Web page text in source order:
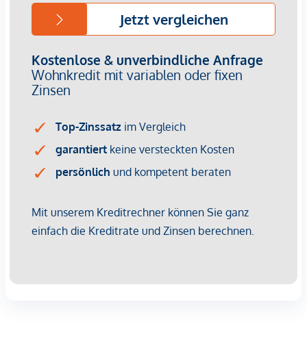
Provisionsfrei für Käufer(bis Baubeginn)
Bei diesem Angebot handelt es sich um eine
Vorsorgewohnung, die zu Vermietungszwecken erworben
20% USt. Diese Daten sind vorbehaltlich möglicher
Wir weisen darauf hin, dass zwischen dem Vermittler und
Der Vermittler ist als Doppelmakler tätig.